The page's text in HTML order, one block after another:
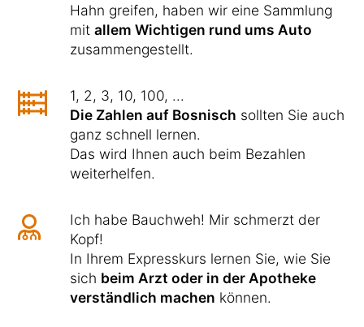
Hahn greifen, haben wir eine Sammlung
mit allem Wichtigen rund ums Auto
zusammengestellt.
1, 2, 3, 10, 100, ...
Die Zahlen auf Bosnisch sollten Sie auch
ganz schnell lernen.
Das wird Ihnen auch beim Bezahlen
weiterhelfen.
Ich habe Bauchweh! Mir schmerzt der
Kopf!
In Ihrem Expresskurs lernen Sie, wie Sie
sich beim Arzt oder in der Apotheke
verständlich machen können.